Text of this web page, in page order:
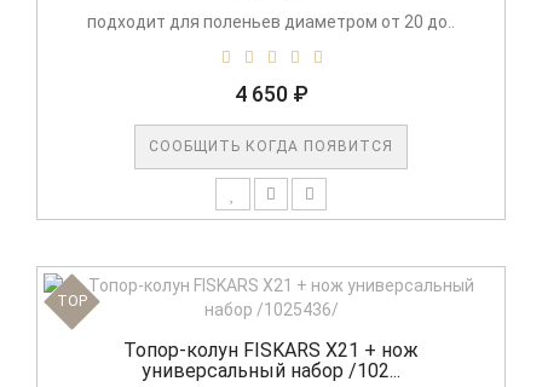
подходит для поленьев диаметром от 20 до..
4 650 ₽
СООБЩИТЬ КОГДА ПОЯВИТСЯ
TOP
Топор-колун FISKARS X21 + нож
универсальный набор /102...